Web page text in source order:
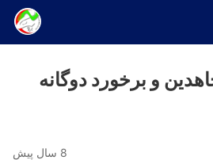
و برخورد دوگانه
8 سال پیش